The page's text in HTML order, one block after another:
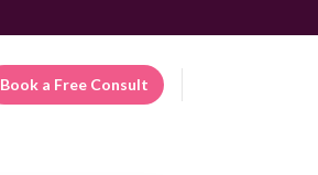
Book a Free Consult